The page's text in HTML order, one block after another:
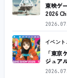
東映ゲ
2026
イベン
「東
ジュア